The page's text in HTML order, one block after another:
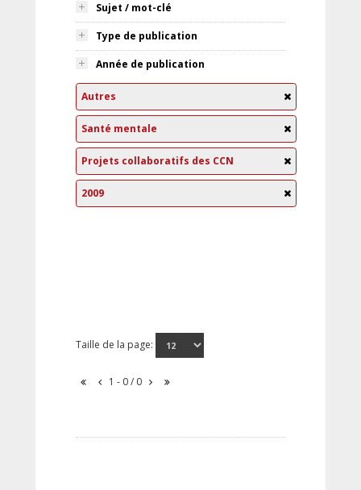
Sujet / mot-clé
Type de publication
Année de publication
Autres
Santé mentale
Projets collaboratifs des CCN
2009
Taille de la page:
1 - 0 / 0